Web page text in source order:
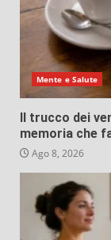
Mente e Salute
Il trucco dei
memoria che
Ago 8, 2026